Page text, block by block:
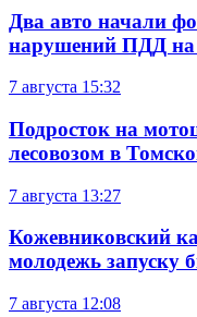
Два авто начали
нарушений ПДД на
7 августа 15:32
Подросток на
лесовозом в
7 августа 13:27
Кожевниковский
молодежь запуску
7 августа 12:08